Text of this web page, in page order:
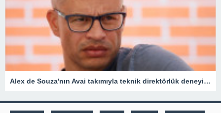
Alex de Souza'nın Avai takımıyla teknik direktörlük deneyimi kısa sürdü